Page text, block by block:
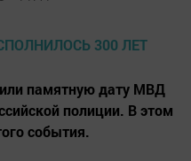
памятную дату МВД
полиции. В этом
события.